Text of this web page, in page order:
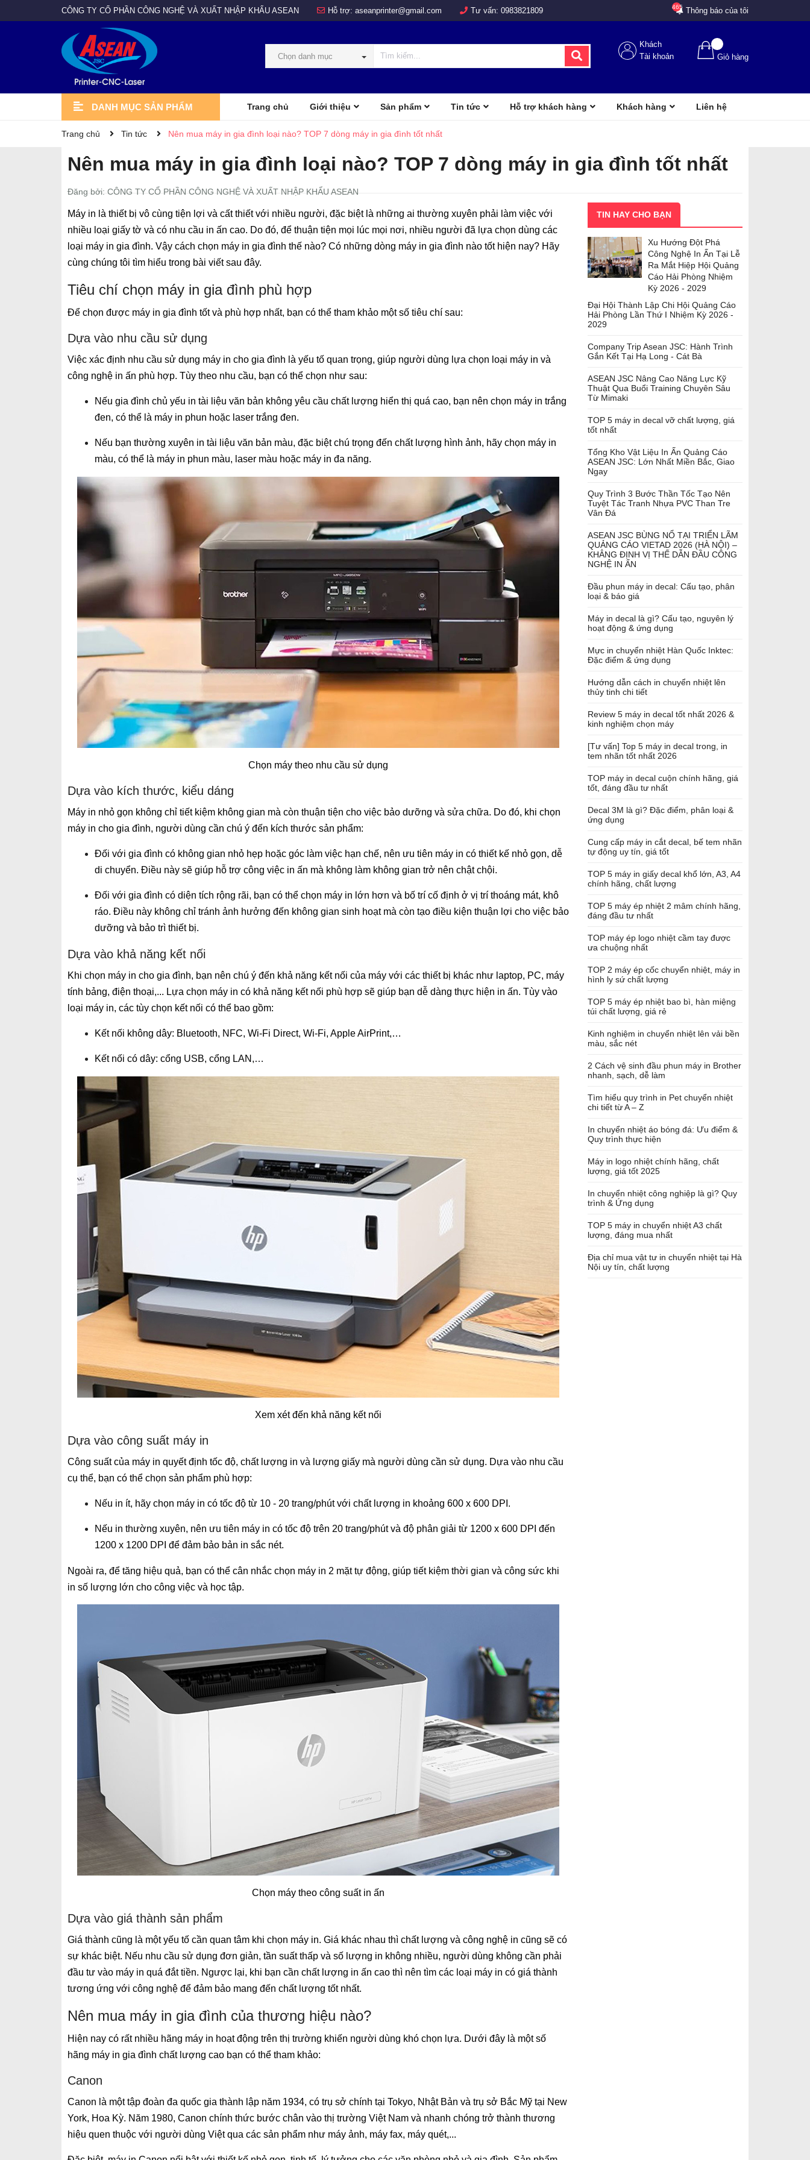
CÔNG TY CỔ PHẦN CÔNG NGHỆ VÀ XUẤT NHẬP KHẨU ASEAN Hỗ trợ: aseanprinter@gmail.com Tư vấn: 0983821809 Thông báo của tôi
465
Chọn danh mục Giỏ hàng
Khách
Tài khoản
DANH MỤC SẢN PHẨM Trang chủ Giới thiệu Sản phẩm Tin tức Hỗ trợ khách hàng Khách hàng Liên hệ
Trang chủ Tin tức Nên mua máy in gia đình loại nào? TOP 7 dòng máy in gia đình tốt nhất
Nên mua máy in gia đình loại nào? TOP 7 dòng máy in gia đình tốt nhất
Đăng bởi: CÔNG TY CỔ PHẦN CÔNG NGHỆ VÀ XUẤT NHẬP KHẨU ASEAN
Máy in là thiết bị vô cùng tiện lợi và cất thiết với nhiều người, đặc biệt là những ai thường xuyên phải làm việc với
nhiều loại giấy tờ và có nhu cầu in ấn cao. Do đó, để thuận tiện mọi lúc mọi nơi, nhiều người đã lựa chọn dùng các
loại máy in gia đình. Vậy cách chọn máy in gia đình thế nào? Có những dòng máy in gia đình nào tốt hiện nay? Hãy
cùng chúng tôi tìm hiểu trong bài viết sau đây.
Tiêu chí chọn máy in gia đình phù hợp
Để chọn được máy in gia đình tốt và phù hợp nhất, bạn có thể tham khảo một số tiêu chí sau:
Dựa vào nhu cầu sử dụng
Việc xác định nhu cầu sử dụng máy in cho gia đình là yếu tố quan trọng, giúp người dùng lựa chọn loại máy in và
công nghệ in ấn phù hợp. Tùy theo nhu cầu, bạn có thể chọn như sau:
Nếu gia đình chủ yếu in tài liệu văn bản không yêu cầu chất lượng hiển thị quá cao, bạn nên chọn máy in trắng
đen, có thể là máy in phun hoặc laser trắng đen.
Nếu bạn thường xuyên in tài liệu văn bản màu, đặc biệt chú trọng đến chất lượng hình ảnh, hãy chọn máy in
màu, có thể là máy in phun màu, laser màu hoặc máy in đa năng.
Chọn máy theo nhu cầu sử dụng
Dựa vào kích thước, kiểu dáng
Máy in nhỏ gọn không chỉ tiết kiệm không gian mà còn thuận tiện cho việc bảo dưỡng và sửa chữa. Do đó, khi chọn
máy in cho gia đình, người dùng cần chú ý đến kích thước sản phẩm:
Đối với gia đình có không gian nhỏ hẹp hoặc góc làm việc hạn chế, nên ưu tiên máy in có thiết kế nhỏ gọn, dễ
di chuyển. Điều này sẽ giúp hỗ trợ công việc in ấn mà không làm không gian trở nên chật chội.
Đối với gia đình có diện tích rộng rãi, bạn có thể chọn máy in lớn hơn và bố trí cố định ở vị trí thoáng mát, khô
ráo. Điều này không chỉ tránh ảnh hưởng đến không gian sinh hoạt mà còn tạo điều kiện thuận lợi cho việc bảo
dưỡng và bảo trì thiết bị.
Dựa vào khả năng kết nối
Khi chọn máy in cho gia đình, bạn nên chú ý đến khả năng kết nối của máy với các thiết bị khác như laptop, PC, máy
tính bảng, điện thoại,... Lựa chọn máy in có khả năng kết nối phù hợp sẽ giúp bạn dễ dàng thực hiện in ấn. Tùy vào
loại máy in, các tùy chọn kết nối có thể bao gồm:
Kết nối không dây: Bluetooth, NFC, Wi-Fi Direct, Wi-Fi, Apple AirPrint,…
Kết nối có dây: cổng USB, cổng LAN,…
Xem xét đến khả năng kết nối
Dựa vào công suất máy in
Công suất của máy in quyết định tốc độ, chất lượng in và lượng giấy mà người dùng cần sử dụng. Dựa vào nhu cầu
cụ thể, bạn có thể chọn sản phẩm phù hợp:
Nếu in ít, hãy chọn máy in có tốc độ từ 10 - 20 trang/phút với chất lượng in khoảng 600 x 600 DPI.
Nếu in thường xuyên, nên ưu tiên máy in có tốc độ trên 20 trang/phút và độ phân giải từ 1200 x 600 DPI đến
1200 x 1200 DPI để đảm bảo bản in sắc nét.
Ngoài ra, để tăng hiệu quả, bạn có thể cân nhắc chọn máy in 2 mặt tự động, giúp tiết kiệm thời gian và công sức khi
in số lượng lớn cho công việc và học tập.
Chọn máy theo công suất in ấn
Dựa vào giá thành sản phẩm
Giá thành cũng là một yếu tố cần quan tâm khi chọn máy in. Giá khác nhau thì chất lượng và công nghệ in cũng sẽ có
sự khác biệt. Nếu nhu cầu sử dụng đơn giản, tần suất thấp và số lượng in không nhiều, người dùng không cần phải
đầu tư vào máy in quá đắt tiền. Ngược lại, khi bạn cần chất lượng in ấn cao thì nên tìm các loại máy in có giá thành
tương ứng với công nghệ để đảm bảo mang đến chất lượng tốt nhất.
Nên mua máy in gia đình của thương hiệu nào?
Hiện nay có rất nhiều hãng máy in hoạt động trên thị trường khiến người dùng khó chọn lựa. Dưới đây là một số
hãng máy in gia đình chất lượng cao bạn có thể tham khảo:
Canon
Canon là một tập đoàn đa quốc gia thành lập năm 1934, có trụ sở chính tại Tokyo, Nhật Bản và trụ sở Bắc Mỹ tại New
York, Hoa Kỳ. Năm 1980, Canon chính thức bước chân vào thị trường Việt Nam và nhanh chóng trở thành thương
hiệu quen thuộc với người dùng Việt qua các sản phẩm như máy ảnh, máy fax, máy quét,...
TIN HAY CHO BẠN
Xu Hướng Đột Phá
Công Nghệ In Ấn Tại Lễ
Ra Mắt Hiệp Hội Quảng
Cáo Hải Phòng Nhiệm
Kỳ 2026 - 2029
Đại Hội Thành Lập Chi Hội Quảng Cáo
Hải Phòng Lần Thứ I Nhiệm Kỳ 2026 -
2029
Company Trip Asean JSC: Hành Trình
Gắn Kết Tại Hạ Long - Cát Bà
ASEAN JSC Nâng Cao Năng Lực Kỹ
Thuật Qua Buổi Training Chuyên Sâu
Từ Mimaki
TOP 5 máy in decal vỡ chất lượng, giá
tốt nhất
Tổng Kho Vật Liệu In Ấn Quảng Cáo
ASEAN JSC: Lớn Nhất Miền Bắc, Giao
Ngay
Quy Trình 3 Bước Thần Tốc Tạo Nên
Tuyệt Tác Tranh Nhựa PVC Than Tre
Vân Đá
ASEAN JSC BÙNG NỔ TẠI TRIỂN LÃM
QUẢNG CÁO VIETAD 2026 (HÀ NỘI) –
KHẲNG ĐỊNH VỊ THẾ DẪN ĐẦU CÔNG
NGHỆ IN ẤN
Đầu phun máy in decal: Cấu tạo, phân
loại & báo giá
Máy in decal là gì? Cấu tạo, nguyên lý
hoạt động & ứng dụng
Mực in chuyển nhiệt Hàn Quốc Inktec:
Đặc điểm & ứng dụng
Hướng dẫn cách in chuyển nhiệt lên
thủy tinh chi tiết
Review 5 máy in decal tốt nhất 2026 &
kinh nghiệm chọn máy
[Tư vấn] Top 5 máy in decal trong, in
tem nhãn tốt nhất 2026
TOP máy in decal cuộn chính hãng, giá
tốt, đáng đầu tư nhất
Decal 3M là gì? Đặc điểm, phân loại &
ứng dụng
Cung cấp máy in cắt decal, bế tem nhãn
tự động uy tín, giá tốt
TOP 5 máy in giấy decal khổ lớn, A3, A4
chính hãng, chất lượng
TOP 5 máy ép nhiệt 2 mâm chính hãng,
đáng đầu tư nhất
TOP máy ép logo nhiệt cầm tay được
ưa chuộng nhất
TOP 2 máy ép cốc chuyển nhiệt, máy in
hình ly sứ chất lượng
TOP 5 máy ép nhiệt bao bì, hàn miệng
túi chất lượng, giá rẻ
Kinh nghiệm in chuyển nhiệt lên vải bền
màu, sắc nét
2 Cách vệ sinh đầu phun máy in Brother
nhanh, sạch, dễ làm
Tìm hiểu quy trình in Pet chuyển nhiệt
chi tiết từ A – Z
In chuyển nhiệt áo bóng đá: Ưu điểm &
Quy trình thực hiện
Máy in logo nhiệt chính hãng, chất
lượng, giá tốt 2025
In chuyển nhiệt công nghiệp là gì? Quy
trình & Ứng dụng
TOP 5 máy in chuyển nhiệt A3 chất
lượng, đáng mua nhất
Địa chỉ mua vật tư in chuyển nhiệt tại Hà
Nội uy tín, chất lượng